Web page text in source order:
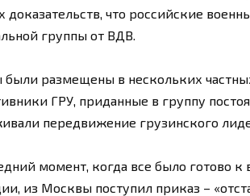
доказательств, что российские
группы от ВДВ.
были размещены в нескольких
ГРУ, приданные в группу
передвижение грузинского
момент, когда все было готово
из Москвы поступил приказ –